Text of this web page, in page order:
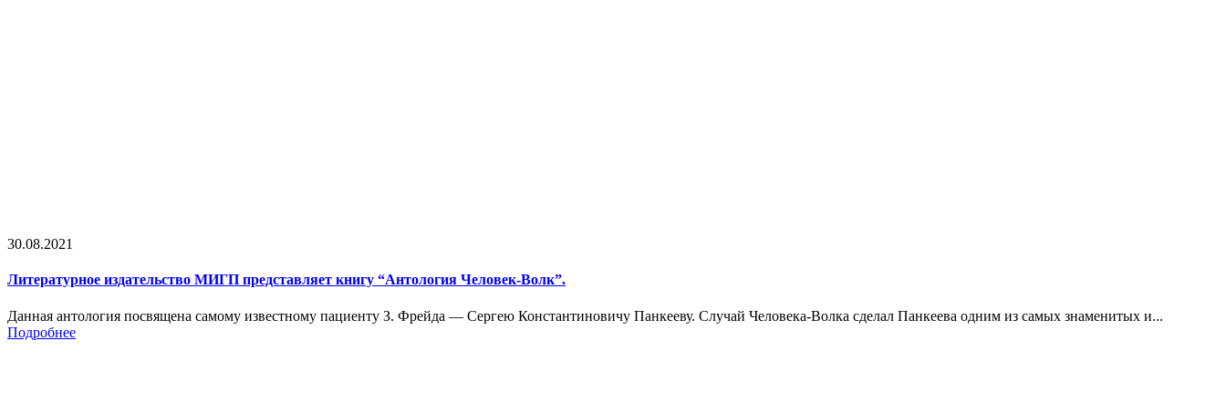
30.08.2021
Литературное издательство МИГП представляет книгу “Антология Человек-Волк”.
Данная антология посвящена самому известному пациенту З. Фрейда — Сергею Константиновичу Панкееву. Случай Человека-Волка сделал Панкеева одним из самых знаменитых и...
Подробнее